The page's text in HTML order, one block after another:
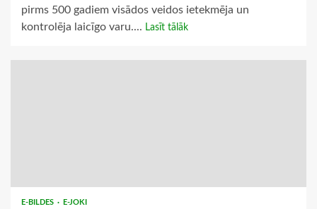
pirms 500 gadiem visādos veidos ietekmēja un
kontrolēja laicīgo varu.... Lasīt tālāk
E-BILDES E-JOKI